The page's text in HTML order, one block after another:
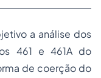
a análise dos
461 e 461A do
de coerção do